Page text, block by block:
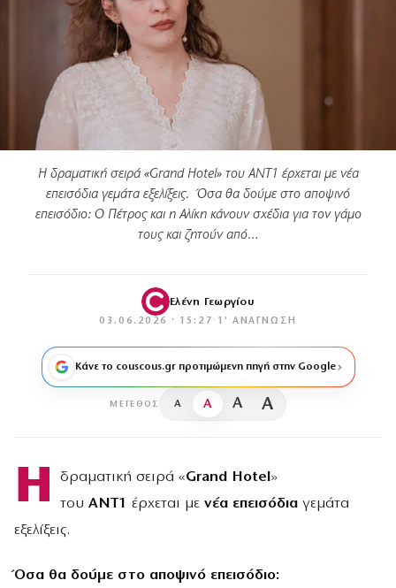
Η δραματική σειρά «Grand Hotel» του ANT1 έρχεται με νέα
επεισόδια γεμάτα εξελίξεις. Όσα θα δούμε στο αποψινό
επεισόδιο: Ο Πέτρος και η Αλίκη κάνουν σχέδια για τον γάμο
τους και ζητούν από…
Ελένη Γεωργίου
03.06.2026 · 15:27 · 1′ ΑΝΆΓΝΩΣΗ
Κάνε το couscous.gr προτιμώμενη πηγή στην Google
ΜΈΓΕΘΟΣ A A A A
Η δραματική σειρά «Grand Hotel »
του ANT1 έρχεται με νέα επεισόδιαγεμάτα
εξελίξεις.
Όσα θα δούμε στο αποψινό επεισόδιο: